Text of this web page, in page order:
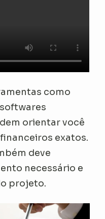
como
orientar você
exatos.
deve
necessário e
projeto.